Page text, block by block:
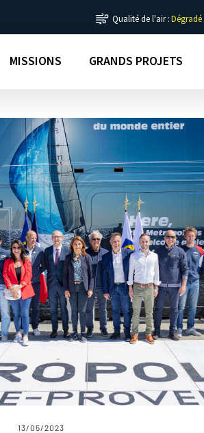
Qualité de l'air :Dégradé
MISSIONS GRANDS PROJETS
13/05/2023